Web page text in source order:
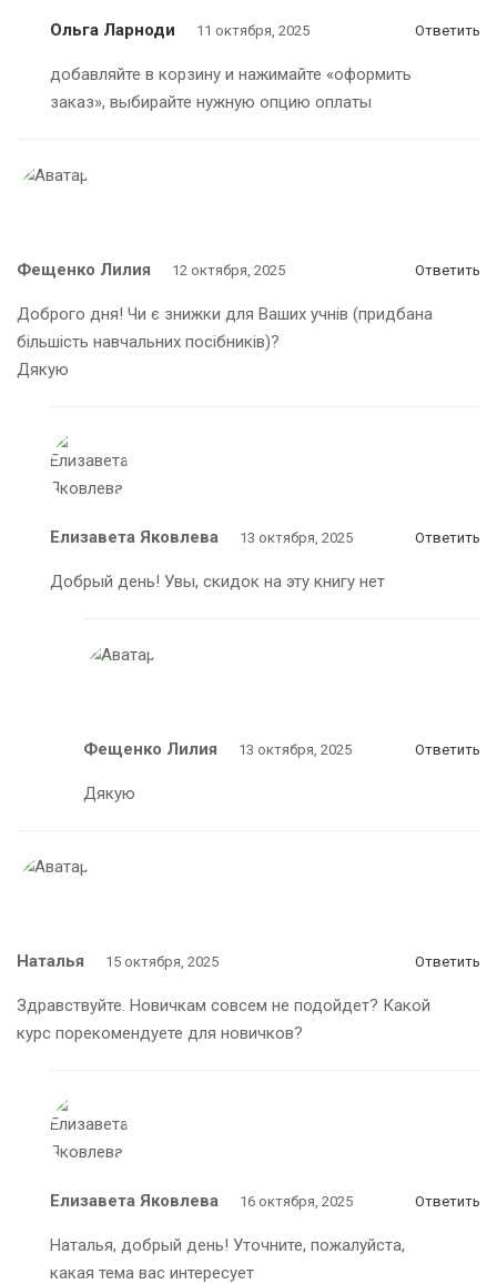
Ольга Ларноди 11 октября, 2025 Ответить
добавляйте в корзину и нажимайте «оформить
заказ», выбирайте нужную опцию оплаты
Фещенко Лилия 12 октября, 2025 Ответить
Доброго дня! Чи є знижки для Ваших учнів (придбана
більшість навчальних посібників)?
Дякую
Елизавета Яковлева 13 октября, 2025 Ответить
Добрый день! Увы, скидок на эту книгу нет
Фещенко Лилия 13 октября, 2025 Ответить
Дякую
Наталья 15 октября, 2025 Ответить
Здравствуйте. Новичкам совсем не подойдет? Какой
курс порекомендуете для новичков?
Елизавета Яковлева 16 октября, 2025 Ответить
Наталья, добрый день! Уточните, пожалуйста,
какая тема вас интересует